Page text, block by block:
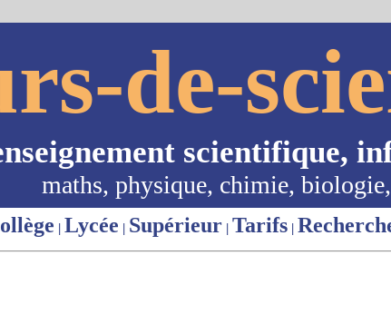
de-
scientifique,
maths, physique, chimie,
| Lycée | Supérieur | Tarifs |